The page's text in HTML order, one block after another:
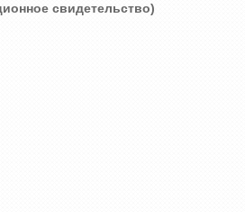
свидетельство)